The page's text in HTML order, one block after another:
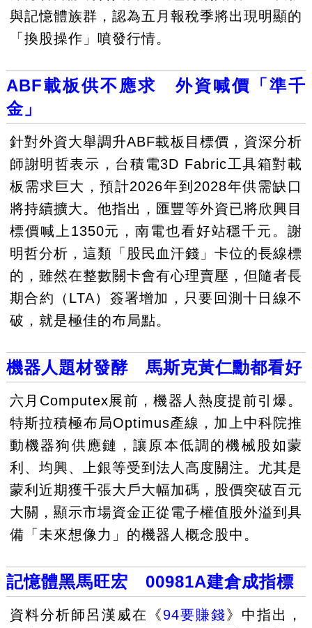
與記憶體族群，認為五月報稅季將出現明顯的
「換股操作」噴發行情。
ABF載板供不應求 外資喊價「準千
金」
針對外資大舉調升ABF載板目標價，資深分析
師謝明哲表示，台積電3D Fabric工具箱對載
板需求巨大，預計2026年到2028年供需缺口
將持續擴大。他指出，匯豐等外資已將欣興目
標價喊上1350元，南電也看好站穩千元。謝
明哲分析，這類「股民血汗錢」卡位的長線標
的，雖然在整數關卡會有心理賣壓，但隨者長
期合約（LTA）簽署增加，只要回測十日線不
破，就是極佳的布局點。
機器人題材發酵 馬斯克黃仁勳都看好
六月Computex展前，機器人熱度提前引爆。
特斯拉積極布局Optimus產線，加上中科院推
動機器狗供應鏈，讓原本低調的機械股如蒙
利、均興、上銀等受到法人高度關注。尤其是
蒙利近期獲千張大戶大幅加碼，股價突破百元
大關，顯示市場資金正從電子權值股外溢到具
備「未來想像力」的機器人概念股中。
記憶體黑馬旺宏 00981A建倉成指標
資料分析師呂漢威在《94要賺錢》中指出，